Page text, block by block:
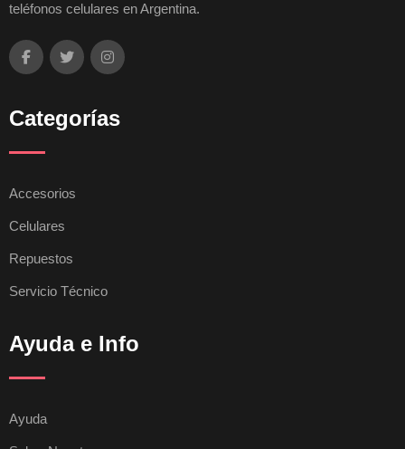
teléfonos celulares en Argentina.
Categorías
Accesorios
Celulares
Repuestos
Servicio Técnico
Ayuda e Info
Ayuda